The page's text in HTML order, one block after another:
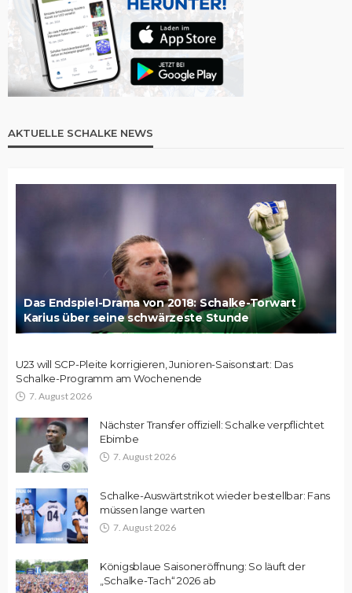
AKTUELLE SCHALKE NEWS
Das Endspiel-Drama von 2018: Schalke-Torwart
Karius über seine schwärzeste Stunde
U23 will SCP-Pleite korrigieren, Junioren-Saisonstart: Das
Schalke-Programm am Wochenende
7. August 2026
Nächster Transfer offiziell: Schalke verpflichtet
Ebimbe
7. August 2026
Schalke-Auswärtstrikot wieder bestellbar: Fans
müssen lange warten
7. August 2026
Königsblaue Saisoneröffnung: So läuft der
„Schalke-Tach“ 2026 ab